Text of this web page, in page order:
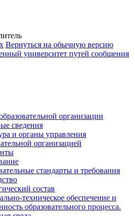
Вернуться на обычную версию
организации
сведения
и органы управления
организацией
стандарты и требования
состав
техническое обеспечение и
образовательного процесса.